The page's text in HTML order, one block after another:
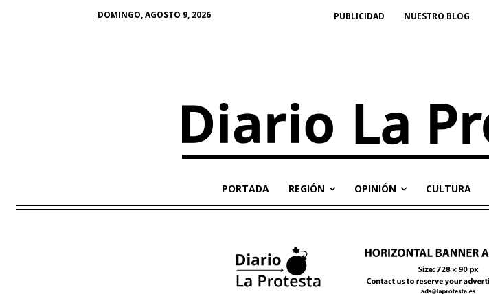
DOMINGO, AGOSTO 9, 2026 PUBLICIDAD NUESTRO BLOG
PORTADA REGIÓN OPINIÓN CULTURA